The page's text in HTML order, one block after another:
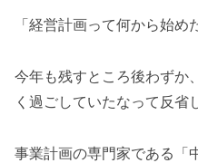
「経営計画って何から始め
今年も残すところ後わずか
く過ごしていたなって反省
事業計画の専門家である「